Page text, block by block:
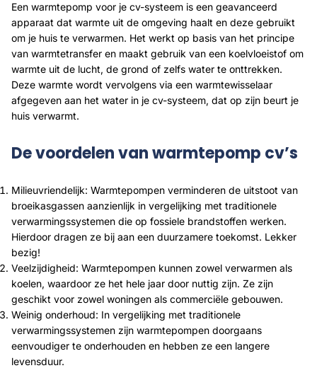
Een warmtepomp voor je cv-systeem is een geavanceerd
apparaat dat warmte uit de omgeving haalt en deze gebruikt
om je huis te verwarmen. Het werkt op basis van het principe
van warmtetransfer en maakt gebruik van een koelvloeistof om
warmte uit de lucht, de grond of zelfs water te onttrekken.
Deze warmte wordt vervolgens via een warmtewisselaar
afgegeven aan het water in je cv-systeem, dat op zijn beurt je
huis verwarmt.
De voordelen van warmtepomp cv’s
Milieuvriendelijk: Warmtepompen verminderen de uitstoot van
broeikasgassen aanzienlijk in vergelijking met traditionele
verwarmingssystemen die op fossiele brandstoffen werken.
Hierdoor dragen ze bij aan een duurzamere toekomst. Lekker
bezig!
Veelzijdigheid: Warmtepompen kunnen zowel verwarmen als
koelen, waardoor ze het hele jaar door nuttig zijn. Ze zijn
geschikt voor zowel woningen als commerciële gebouwen.
Weinig onderhoud: In vergelijking met traditionele
verwarmingssystemen zijn warmtepompen doorgaans
eenvoudiger te onderhouden en hebben ze een langere
levensduur.